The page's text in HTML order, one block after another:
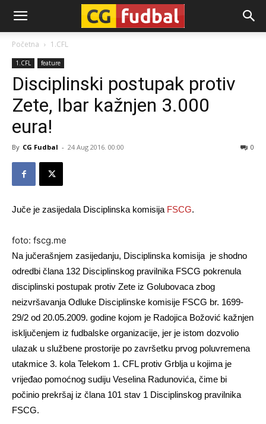
CG-
Fudbal
Početna 1.CFL
1.CFL feature
Disciplinski postupak protiv
Zete, Ibar kažnjen 3.000
eura!
By CG Fudbal - 24 Aug 2016. 00:00 0
Juče je zasijedala Disciplinska komisija FSCG.
foto: fscg.me
Na jučerašnjem zasijedanju, Disciplinska komisija je shodno
odredbi člana 132 Disciplinskog pravilnika FSCG pokrenula
disciplinski postupak protiv Zete iz Golubovaca zbog
neizvršavanja Odluke Disciplinske komisije FSCG br. 1699-
29/2 od 20.05.2009. godine kojom je Radojica Božović kažnjen
isključenjem iz fudbalske organizacije, jer je istom dozvolio
ulazak u službene prostorije po završetku prvog poluvremena
utakmice 3. kola Telekom 1. CFL protiv Grblja u kojima je
vrijeđao pomoćnog sudiju Veselina Radunovića, čime bi
počinio prekršaj iz člana 101 stav 1 Disciplinskog pravilnika
FSCG.